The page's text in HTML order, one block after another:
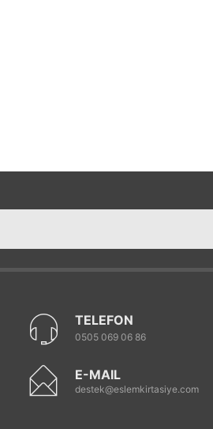
TELEFON
0505 069 06 86
E-MAIL
destek@eslemkirtasiye.com